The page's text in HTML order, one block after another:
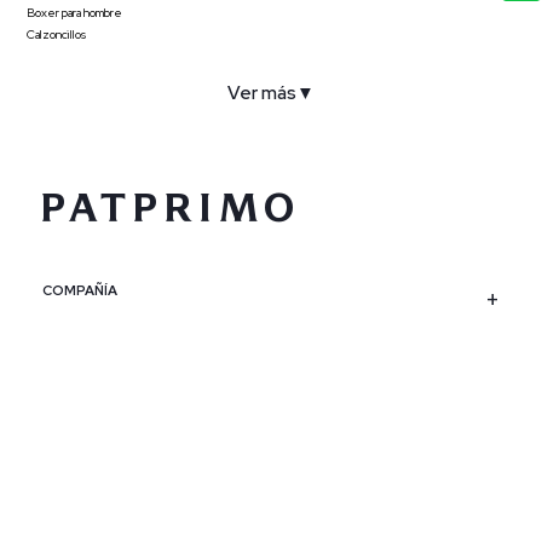
Boxer para hombre
Calzoncillos
Ver más ▼
COMPAÑÍA